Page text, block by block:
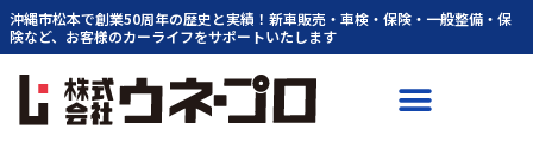
内
容
沖縄市松本で創業50周年の歴史と実績！新車販売・車検・保険・一般整備・保
険など、お客様のカーライフをサポートいたします